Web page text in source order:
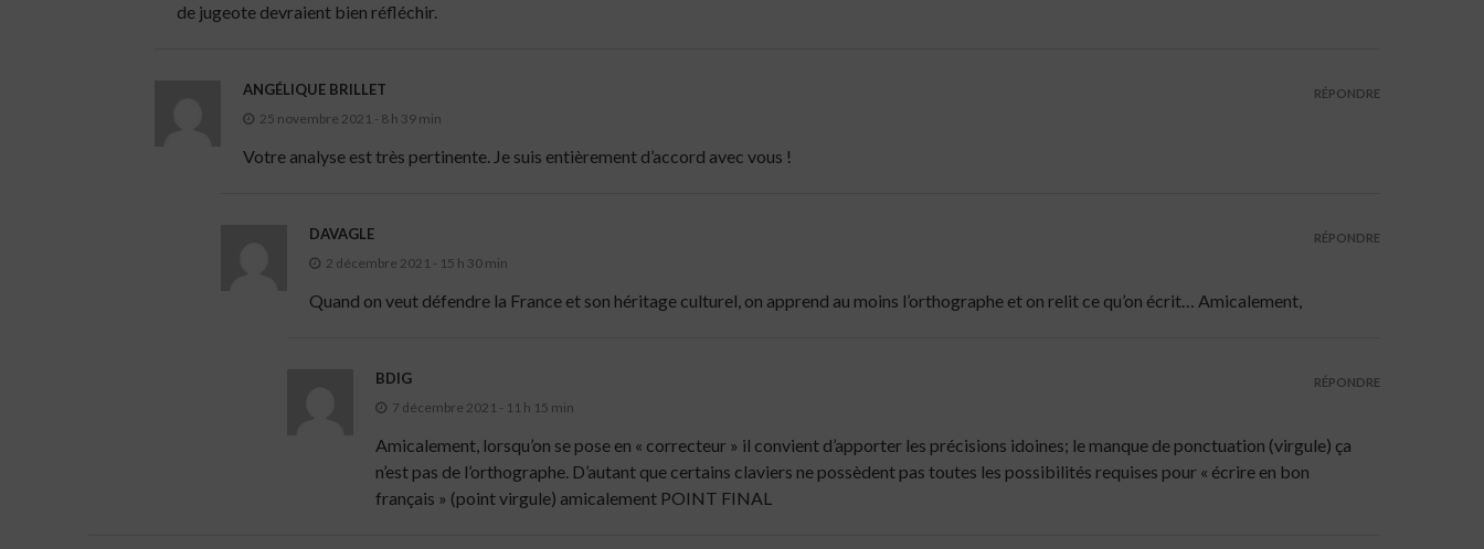
de jugeote devraient bien réfléchir.
ANGÉLIQUE BRILLET
25 novembre 2021 - 8 h 39 min
Votre analyse est très pertinente. Je suis entièrement d’accord avec vous !
RÉPONDRE
DAVAGLE
2 décembre 2021 - 15 h 30 min
Quand on veut défendre la France et son héritage culturel, on apprend au moins l’orthographe et on relit ce qu’on écrit… Amicalement,
RÉPONDRE
BDIG
7 décembre 2021 - 11 h 15 min
Amicalement, lorsqu’on se pose en « correcteur » il convient d’apporter les précisions idoines; le manque de ponctuation (virgule) ça
n’est pas de l’orthographe. D’autant que certains claviers ne possèdent pas toutes les possibilités requises pour « écrire en bon
français » (point virgule) amicalement POINT FINAL
RÉPONDRE